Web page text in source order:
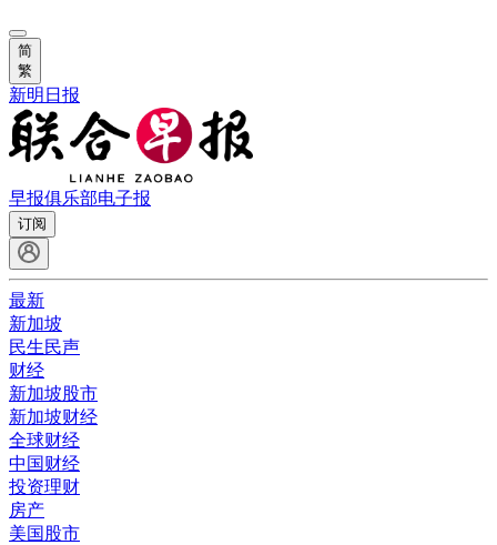
简
繁
新明日报
早报俱乐部电子报
订阅
最新
新加坡
民生民声
财经
新加坡股市
新加坡财经
全球财经
中国财经
投资理财
房产
美国股市